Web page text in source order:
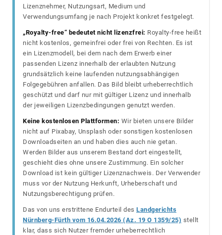
Lizenznehmer, Nutzungsart, Medium und
Verwendungsumfang je nach Projekt konkret festgelegt.
„Royalty-free“ bedeutet nicht lizenzfrei: Royalty-free heißt
nicht kostenlos, gemeinfrei oder frei von Rechten. Es ist
ein Lizenzmodell, bei dem nach dem Erwerb einer
passenden Lizenz innerhalb der erlaubten Nutzung
grundsätzlich keine laufenden nutzungsabhängigen
Folgegebühren anfallen. Das Bild bleibt urheberrechtlich
geschützt und darf nur mit gültiger Lizenz und innerhalb
der jeweiligen Lizenzbedingungen genutzt werden.
Keine kostenlosen Plattformen: Wir bieten unsere Bilder
nicht auf Pixabay, Unsplash oder sonstigen kostenlosen
Downloadseiten an und haben dies auch nie getan.
Werden Bilder aus unserem Bestand dort eingestellt,
geschieht dies ohne unsere Zustimmung. Ein solcher
Download ist kein gültiger Lizenznachweis. Der Verwender
muss vor der Nutzung Herkunft, Urheberschaft und
Nutzungsberechtigung prüfen.
Das von uns erstrittene Endurteil des Landgerichts
Nürnberg-Fürth vom 16.04.2026 (Az. 19 O 1359/25) stellt
klar, dass sich Nutzer fremder urheberrechtlich